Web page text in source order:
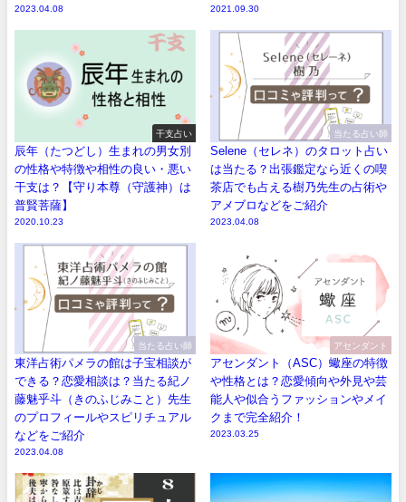
2023.04.08 2021.09.30
干支占い
辰年（たつどし）生まれの男女別
の性格や特徴や相性の良い・悪い
干支は？【守り本尊（守護神）は
普賢菩薩】
2020.10.23
当たる占い師
Selene（セレネ）のタロット占い
は当たる？出張鑑定なら近くの喫
茶店でも占える樹乃先生の占術や
アメブロなどをご紹介
2023.04.08
当たる占い師
東洋占術パメラの館は子宝相談が
できる？恋愛相談は？当たる紀ノ
藤魅乎斗（きのふじみこと）先生
のプロフィールやスピリチュアル
などをご紹介
2023.04.08
アセンダント
アセンダント（ASC）蠍座の特徴
や性格とは？恋愛傾向や外見や芸
能人や似合うファッションやメイ
クまで完全紹介！
2023.03.25